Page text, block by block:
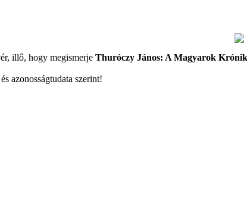
illő, hogy megismerje Thuróczy János: A Magyarok
azonosságtudata szerint!